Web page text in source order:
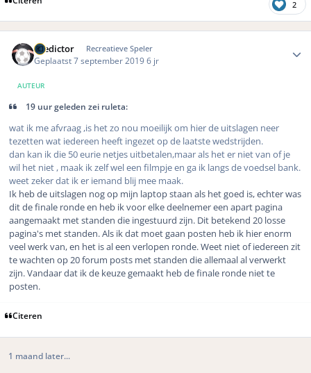
2
Predictor Recreatieve Speler
Geplaatst7 september 20196 jr
AUTEUR
19 uur geleden zei ruleta:
wat ik me afvraag ,is het zo nou moeilijk om hier de uitslagen neer
tezetten wat iedereen heeft ingezet op de laatste wedstrijden.
dan kan ik die 50 eurie netjes uitbetalen,maar als het er niet van of je
wil het niet , maak ik zelf wel een filmpje en ga ik langs de voedsel bank.
weet zeker dat ik er iemand blij mee maak.
Ik heb de uitslagen nog op mijn laptop staan als het goed is, echter was
dit de finale ronde en heb ik voor elke deelnemer een apart pagina
aangemaakt met standen die ingestuurd zijn. Dit betekend 20 losse
pagina's met standen. Als ik dat moet gaan posten heb ik hier enorm
veel werk van, en het is al een verlopen ronde. Weet niet of iedereen zit
te wachten op 20 forum posts met standen die allemaal al verwerkt
zijn. Vandaar dat ik de keuze gemaakt heb de finale ronde niet te
posten.
Citeren
1 maand later...